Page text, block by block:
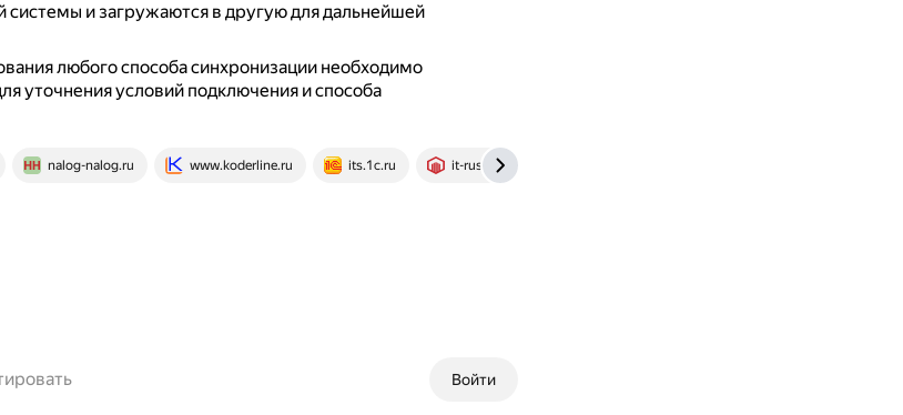
системы и загружаются в другую для дальнейшей
любого способа синхронизации необходимо
уточнения условий подключения и способа
nalog-nalog.ru www.koderline.ru its.1c.ru it-rush.ru
Войти